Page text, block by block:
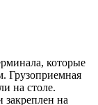
которые
Грузоприемная
на столе.
на